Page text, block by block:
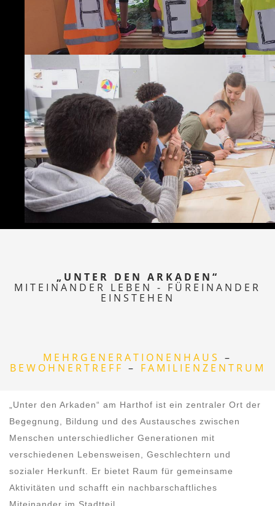
„UNTER DEN ARKADEN“
MITEINANDER LEBEN - FÜREINANDER
EINSTEHEN
MEHRGENERATIONENHAUS –
BEWOHNERTREFF – FAMILIENZENTRUM
„Unter den Arkaden“ am Harthof ist ein zentraler Ort der
Begegnung, Bildung und des Austausches zwischen
Menschen unterschiedlicher Generationen mit
verschiedenen Lebensweisen, Geschlechtern und
sozialer Herkunft. Er bietet Raum für gemeinsame
Aktivitäten und schafft ein nachbarschaftliches